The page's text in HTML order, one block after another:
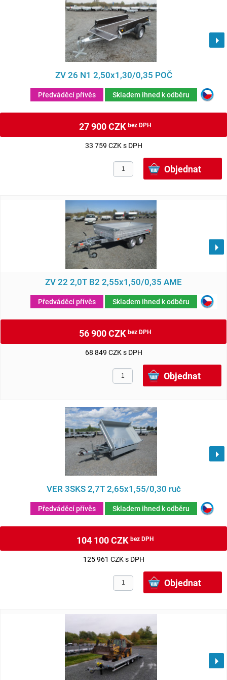
ZV 26 N1 2,50x1,30/0,35 POČ
Předváděcí přívěs Skladem ihned k odběru
27 900 CZKbez DPH
33 759 CZK s DPH
ZV 22 2,0T B2 2,55x1,50/0,35 AME
Předváděcí přívěs Skladem ihned k odběru
56 900 CZKbez DPH
68 849 CZK s DPH
VER 3SKS 2,7T 2,65x1,55/0,30 ruč
Předváděcí přívěs Skladem ihned k odběru
104 100 CZKbez DPH
125 961 CZK s DPH